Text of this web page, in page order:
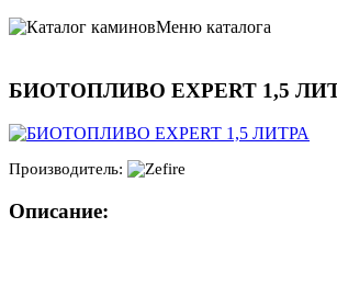
Меню каталога
БИОТОПЛИВО EXPERT 1,5
Производитель:
Описание: